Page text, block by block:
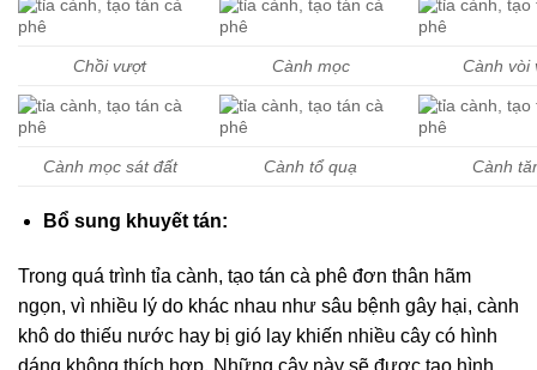
Chồi vượt Cành mọc Cành vòi
Cành mọc sát đất Cành tổ quạ Cành
Bổ sung khuyết tán:
Trong quá trình tỉa cành, tạo tán cà phê đơn thân hãm
ngọn, vì nhiều lý do khác nhau như sâu bệnh gây hại, cành
khô do thiếu nước hay bị gió lay khiến nhiều cây có hình